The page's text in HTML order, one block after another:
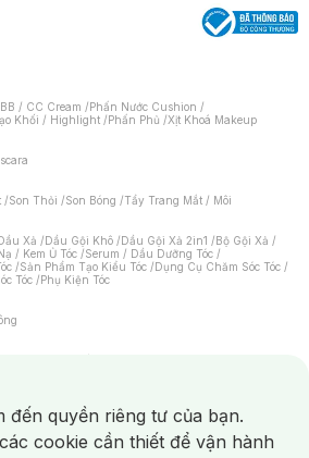
BB / CC Cream /Phấn Nước Cushion /
Khối / Highlight /Phấn Phủ /Xịt Khoá Makeup
/Son Thỏi /Son Bóng /Tẩy Trang Mắt / Môi
Xả /Dầu Gội Khô /Dầu Gội Xả 2in1 /Bộ Gội Xả /
/ Kem Ủ Tóc /Serum / Dầu Dưỡng Tóc /
/Sản Phẩm Tạo Kiểu Tóc /Dụng Cụ Chăm Sóc Tóc /
Tóc /Phụ Kiện Tóc
Massage/Mặt Nạ Xông Hơi /Nước Rửa Tay/
Chải Đánh Răng /Bàn Chải Điện/
/Máy Tăm Nước/ Nước Súc Miệng/
/ Dung Dịch Vệ Sinh/Dưỡng Vùng Kín/
đến quyền riêng tư của bạn.
cookie cần thiết để vận hành